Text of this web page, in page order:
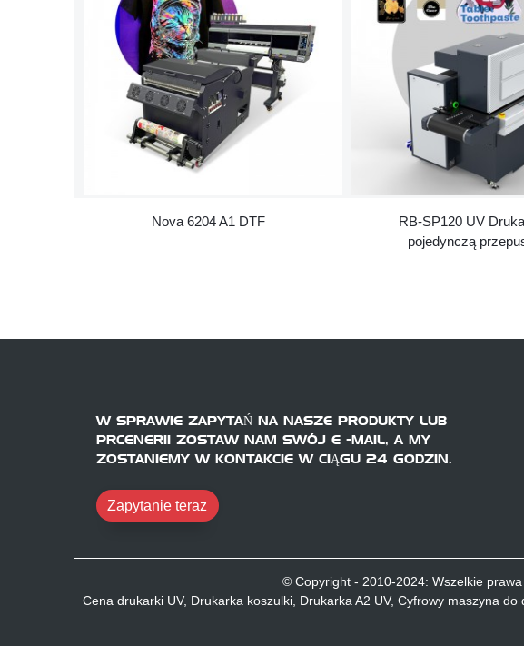
Nova 6204 A1 DTF
RB-SP120 UV
pojedynczą
W SPRAWIE ZAPYTAŃ NA NASZE PRODUKTY LUB
PRCENERII ZOSTAW NAM SWÓJ E -MAIL, A MY
ZOSTANIEMY W KONTAKCIE W CIĄGU 24 GODZIN.
Zapytanie teraz
© Copyright - 2010-2024: Wszelkie prawa
Cena drukarki UV, Drukarka koszulki Drukarka A2 UV, Cyfrowy maszyna do